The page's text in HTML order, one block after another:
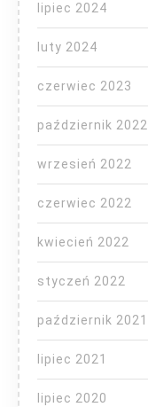
lipiec 2024
luty 2024
czerwiec 2023
październik 2022
wrzesień 2022
czerwiec 2022
kwiecień 2022
styczeń 2022
październik 2021
lipiec 2021
lipiec 2020